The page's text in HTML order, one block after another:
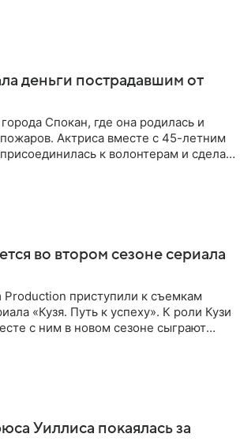
деньги пострадавшим от
Спокан, где она родилась и
Актриса вместе с 45-летним
к волонтерам и сделала
во втором сезоне сериала
приступили к съемкам
«Кузя. Путь к успеху». К роли Кузи
с ним в новом сезоне сыграют
Уиллиса покаялась за